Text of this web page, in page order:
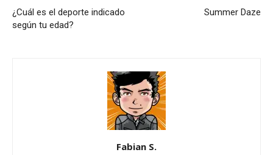
¿Cuál es el deporte indicado
según tu edad?
Summer Daze
Fabian S.